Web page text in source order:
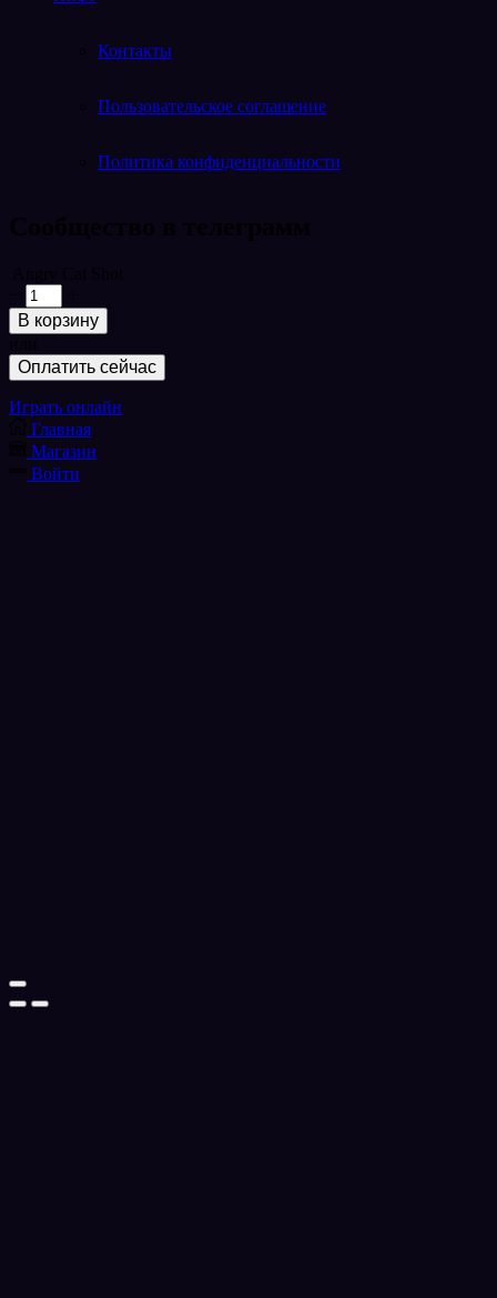
Контакты
Пользовательское соглашение
Политика конфиденциальности
Количество
товара
Angry
Cat
Shot
В корзину
Оплатить сейчас
Играть онлайн
Главная
Магазин
Войти